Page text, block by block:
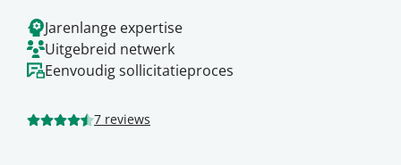
Jarenlange expertise
Uitgebreid netwerk
Eenvoudig sollicitatieproces
7 reviews